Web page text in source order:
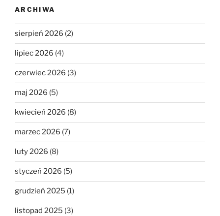
ARCHIWA
sierpień 2026 (2)
lipiec 2026 (4)
czerwiec 2026 (3)
maj 2026 (5)
kwiecień 2026 (8)
marzec 2026 (7)
luty 2026 (8)
styczeń 2026 (5)
grudzień 2025 (1)
listopad 2025 (3)